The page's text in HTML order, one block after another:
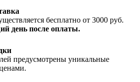
бесплатно от 3000 руб.
день после оплаты.
предусмотрены уникальные